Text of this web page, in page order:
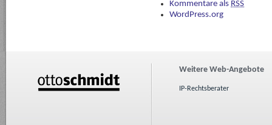
Kommentare als RSS
WordPress.org
Weitere Web-Angebote
IP-Rechtsberater